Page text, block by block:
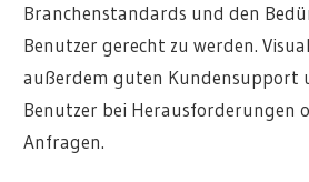
Branchenstandards und den
Benutzer gerecht zu werden.
außerdem guten
Benutzer bei Herausforderungen
Anfragen.